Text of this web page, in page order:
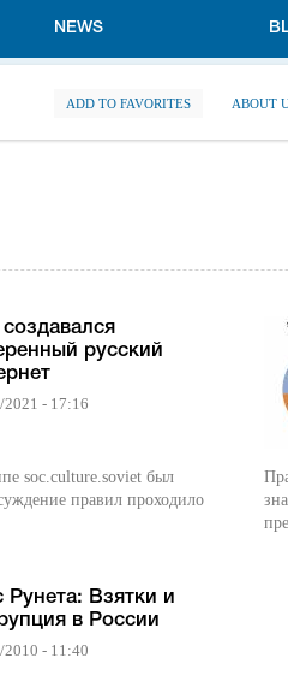
NEWS
ADD TO FAVORITES ABOUT
создавался
русский
2021 - 17:16
soc.culture.soviet был
правил проходило
Рунета: Взятки и
в России
2010 - 11:40